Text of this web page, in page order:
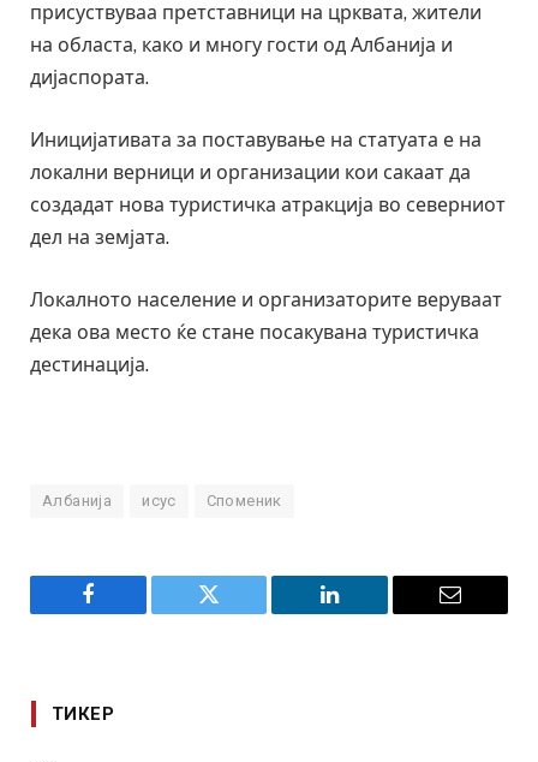
присуствуваа претставници на црквата, жители
на областа, како и многу гости од Албанија и
дијаспората.
Иницијативата за поставување на статуата е на
локални верници и организации кои сакаат да
создадат нова туристичка атракција во северниот
дел на земјата.
Локалното население и организаторите веруваат
дека ова место ќе стане посакувана туристичка
дестинација.
Албанија исус Споменик
Facebook Twitter LinkedIn Email
ТИКЕР